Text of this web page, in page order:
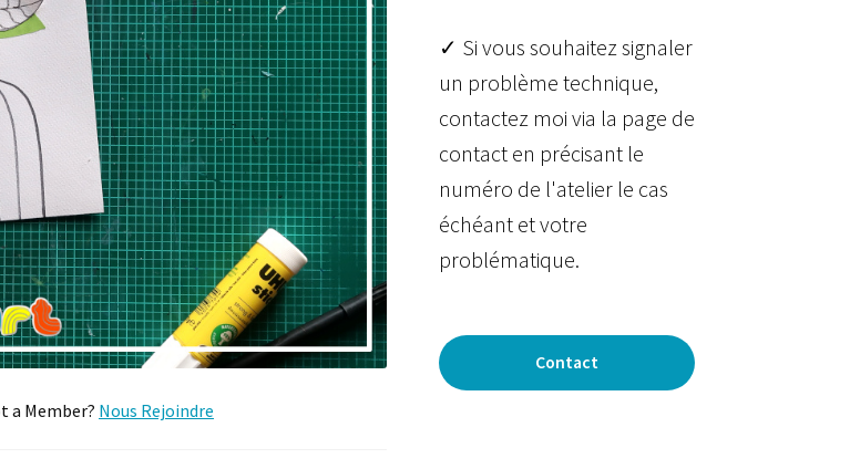
a Member? Nous Rejoindre
✓ Si vous souhaitez signaler
un problème technique,
contactez moi via la page de
contact en précisant le
numéro de l'atelier le cas
échéant et votre
problématique.
Contact